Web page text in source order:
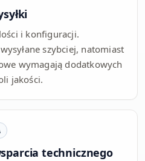
i konfiguracji.
szybciej, natomiast
wymagają dodatkowych
jakości.
technicznego